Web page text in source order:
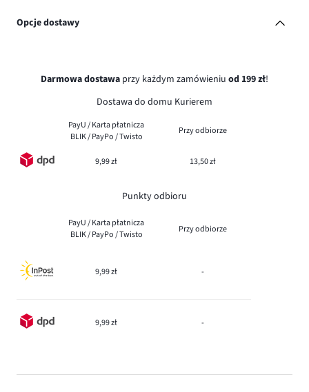
Opcje dostawy
Darmowa dostawa przy każdym zamówieniu od 199 zł!
Dostawa do domu Kurierem
PayU / Karta płatnicza
BLIK / PayPo / Twisto
Przy odbiorze
9,99 zł 13,50 zł
Punkty odbioru
PayU / Karta płatnicza
BLIK / PayPo / Twisto
Przy odbiorze
9,99 zł -
9,99 zł -